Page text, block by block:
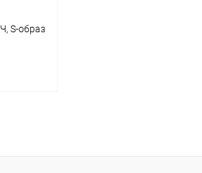
S-образ